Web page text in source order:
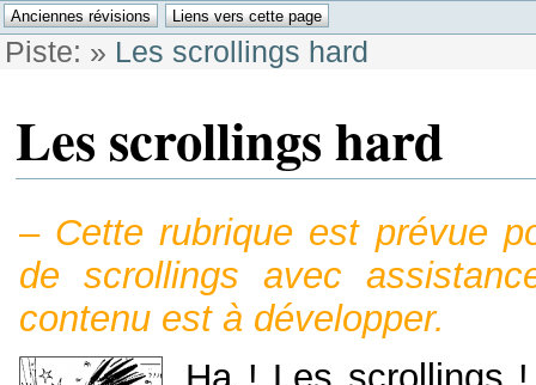
Piste: » Les scrollings hard
Les scrollings hard
– Cette rubrique est prévue
de scrollings avec
contenu est à développer.